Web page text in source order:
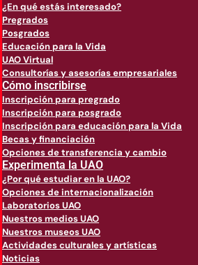
¿En qué estás interesado?
Pregrados
Posgrados
Educación para la Vida
UAO Virtual
Consultorías y asesorías empresariales
Cómo inscribirse
Inscripción para pregrado
Inscripción para posgrado
Inscripción para educación para la Vida
Becas y financiación
Opciones de transferencia y cambio
Experimenta la UAO
¿Por qué estudiar en la UAO?
Opciones de internacionalización
Laboratorios UAO
Nuestros medios UAO
Nuestros museos UAO
Actividades culturales y artísticas
Noticias